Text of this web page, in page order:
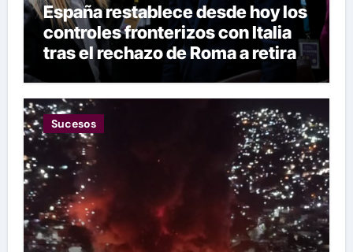
España restablece desde hoy los
controles fronterizos con Italia
tras el rechazo de Roma a retirar
las restricciones
Sucesos